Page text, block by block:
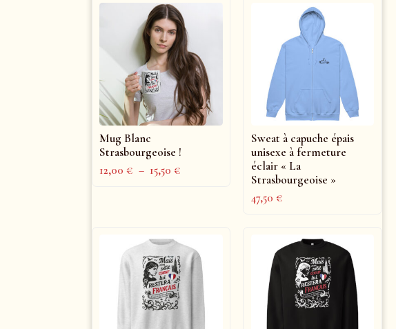
Mug Blanc
Strasbourgeoise !
12,00€ – 15,50€
Sweat à capuche épais
unisexe à fermeture
éclair « La
Strasbourgeoise »
47,50€